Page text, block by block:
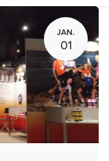
JAN.
01